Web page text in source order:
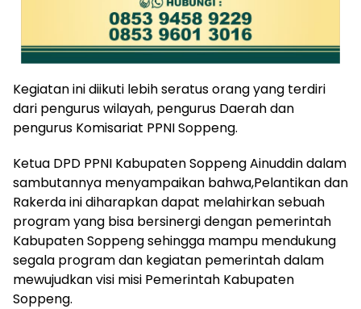
Kegiatan ini diikuti lebih seratus orang yang terdiri
dari pengurus wilayah, pengurus Daerah dan
pengurus Komisariat PPNI Soppeng.
Ketua DPD PPNI Kabupaten Soppeng Ainuddin dalam
sambutannya menyampaikan bahwa,Pelantikan dan
Rakerda ini diharapkan dapat melahirkan sebuah
program yang bisa bersinergi dengan pemerintah
Kabupaten Soppeng sehingga mampu mendukung
segala program dan kegiatan pemerintah dalam
mewujudkan visi misi Pemerintah Kabupaten
Soppeng.